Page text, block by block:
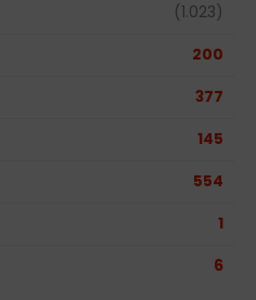
(1.023)
200
377
145
554
1
6